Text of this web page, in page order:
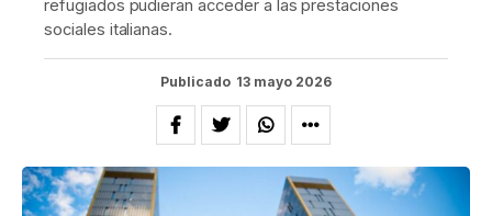
refugiados pudieran acceder a las prestaciones
sociales italianas.
Publicado 13 mayo 2026